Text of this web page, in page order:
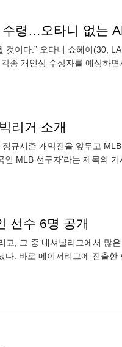
이다.” 오타니 쇼헤이(30,
종 개인상 수상자를 예상하면
리거 소개
규시즌 개막전을 앞두고
MLB 선구자'라는 제목의
선수 6명 공개
, 그 중 내셔널리그에서 많
. 바로 메이저리그에 진출한